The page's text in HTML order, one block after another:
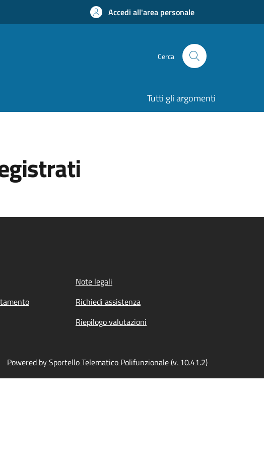
Accedi all'area personale
Cerca
Tutti gli argomenti
Note legali
Richiedi assistenza
Riepilogo valutazioni
Powered by Sportello Telematico Polifunzionale (v. 10.41.2)